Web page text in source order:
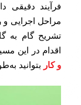
فرآیند دقیقی
مراحل اجرایی و
تشریح گام‌ به‌
اقدام در این
و کار بتوانید